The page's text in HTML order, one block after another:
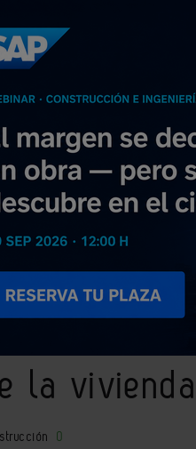
edificación residencial
Sube el precio de la vivienda
la
0